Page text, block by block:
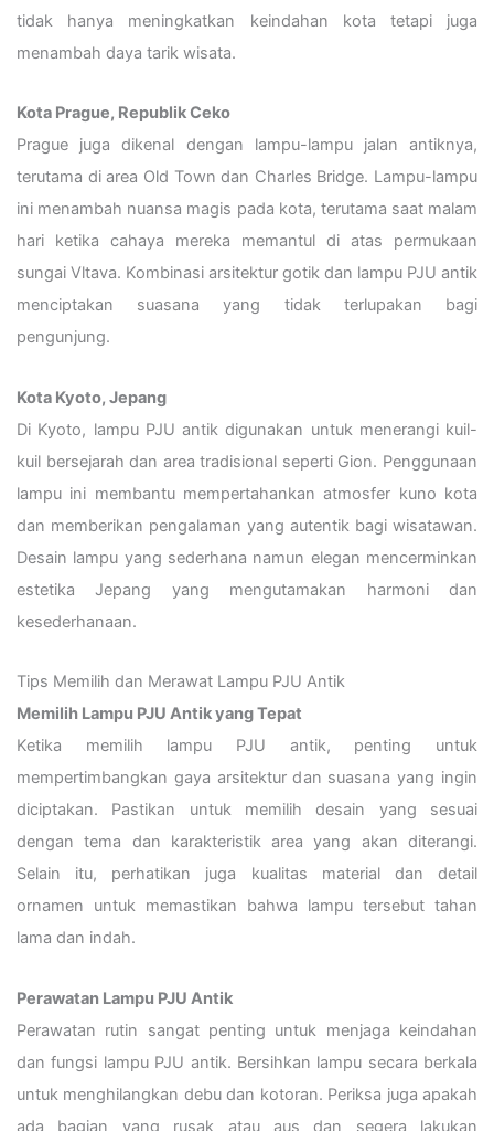
tidak hanya meningkatkan keindahan kota tetapi juga
menambah daya tarik wisata.
Kota Prague, Republik Ceko
Prague juga dikenal dengan lampu-lampu jalan antiknya,
terutama di area Old Town dan Charles Bridge. Lampu-lampu
ini menambah nuansa magis pada kota, terutama saat malam
hari ketika cahaya mereka memantul di atas permukaan
sungai Vltava. Kombinasi arsitektur gotik dan lampu PJU antik
menciptakan suasana yang tidak terlupakan bagi
pengunjung.
Kota Kyoto, Jepang
Di Kyoto, lampu PJU antik digunakan untuk menerangi kuil-
kuil bersejarah dan area tradisional seperti Gion. Penggunaan
lampu ini membantu mempertahankan atmosfer kuno kota
dan memberikan pengalaman yang autentik bagi wisatawan.
Desain lampu yang sederhana namun elegan mencerminkan
estetika Jepang yang mengutamakan harmoni dan
kesederhanaan.
Tips Memilih dan Merawat Lampu PJU Antik
Memilih Lampu PJU Antik yang Tepat
Ketika memilih lampu PJU antik, penting untuk
mempertimbangkan gaya arsitektur dan suasana yang ingin
diciptakan. Pastikan untuk memilih desain yang sesuai
dengan tema dan karakteristik area yang akan diterangi.
Selain itu, perhatikan juga kualitas material dan detail
ornamen untuk memastikan bahwa lampu tersebut tahan
lama dan indah.
Perawatan Lampu PJU Antik
Perawatan rutin sangat penting untuk menjaga keindahan
dan fungsi lampu PJU antik. Bersihkan lampu secara berkala
untuk menghilangkan debu dan kotoran. Periksa juga apakah
ada bagian yang rusak atau aus dan segera lakukan